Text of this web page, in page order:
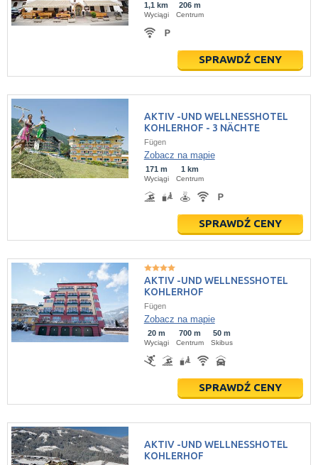
1,1 km
Wyciągi
206 m
Centrum
SPRAWDŹ CENY
AKTIV -UND WELLNESSHOTEL
KOHLERHOF - 3 NÄCHTE
Fügen
Zobacz na mapie
171 m
Wyciągi
1 km
Centrum
SPRAWDŹ CENY
AKTIV -UND WELLNESSHOTEL
KOHLERHOF
Fügen
Zobacz na mapie
20 m
Wyciągi
700 m
Centrum
50 m
Skibus
SPRAWDŹ CENY
AKTIV -UND WELLNESSHOTEL
KOHLERHOF